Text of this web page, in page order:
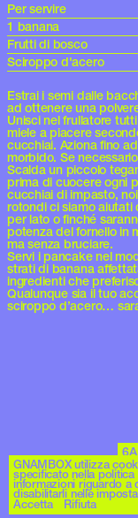
Per servire
1 banana
Frutti di bosco
Sciroppo d'acero
Estrai i semi dalle
ad ottenere una
Unisci nel frullatore
miele a piacere
cucchiai. Aziona fino
morbido. Se
Scalda un piccolo
prima di cuocere ogni
cucchiai di impasto,
rotondi ci siamo
per lato o finché
potenza del fornello in
ma senza bruciare.
Servi i pancake nel
strati di banana
ingredienti che
Qualunque sia il tuo
sciroppo d’acero…
© GNAMBOX 2026
GNAMBOX utilizza
specificato nella
informazioni riguardo a
disabilitarli nelle
Accetta Rifiuta